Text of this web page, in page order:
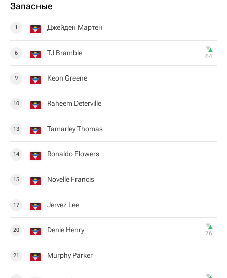
Запасные
1 Джейден Мартен
6 TJ Bramble 64‎’‎
9 Keon Greene
10 Raheem Deterville
13 Tamarley Thomas
14 Ronaldo Flowers
15 Novelle Francis
17 Jervez Lee
20 Denie Henry 76‎’‎
21 Murphy Parker